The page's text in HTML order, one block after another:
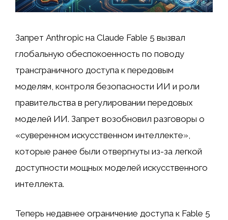
Запрет Anthropic на Claude Fable 5 вызвал
глобальную обеспокоенность по поводу
трансграничного доступа к передовым
моделям, контроля безопасности ИИ и роли
правительства в регулировании передовых
моделей ИИ. Запрет возобновил разговоры о
«суверенном искусственном интеллекте»,
которые ранее были отвергнуты из-за легкой
доступности мощных моделей искусственного
интеллекта.
Теперь недавнее ограничение доступа к Fable 5